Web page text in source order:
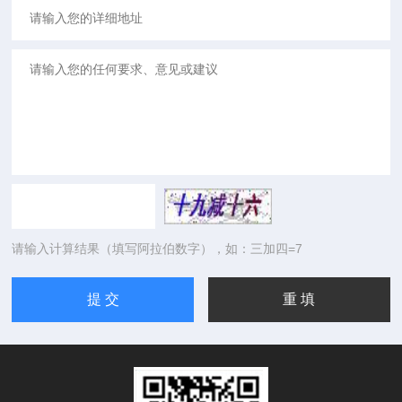
请输入计算结果（填写阿拉伯数字），如：三加四=7